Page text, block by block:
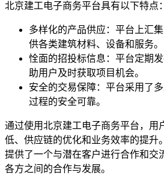
北京建工电子商务平台具有以下特点：
多样化的产品供应：平台上汇
供各类建筑材料、设备和服务。
恮面的招投标信息：平台定期
助用户及时获取项目机会。
安全的交易保障：平台采用了
过程的安全可靠。
通过使用北京建工电子商务平台，用
低、供应链的优化和业务效率的提升
提供了一个与潜在客户进行合作和交
各方之间的合作与发展。